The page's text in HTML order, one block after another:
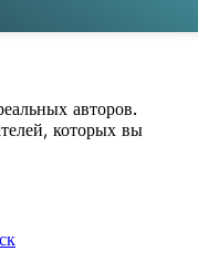
авторов.
которых вы